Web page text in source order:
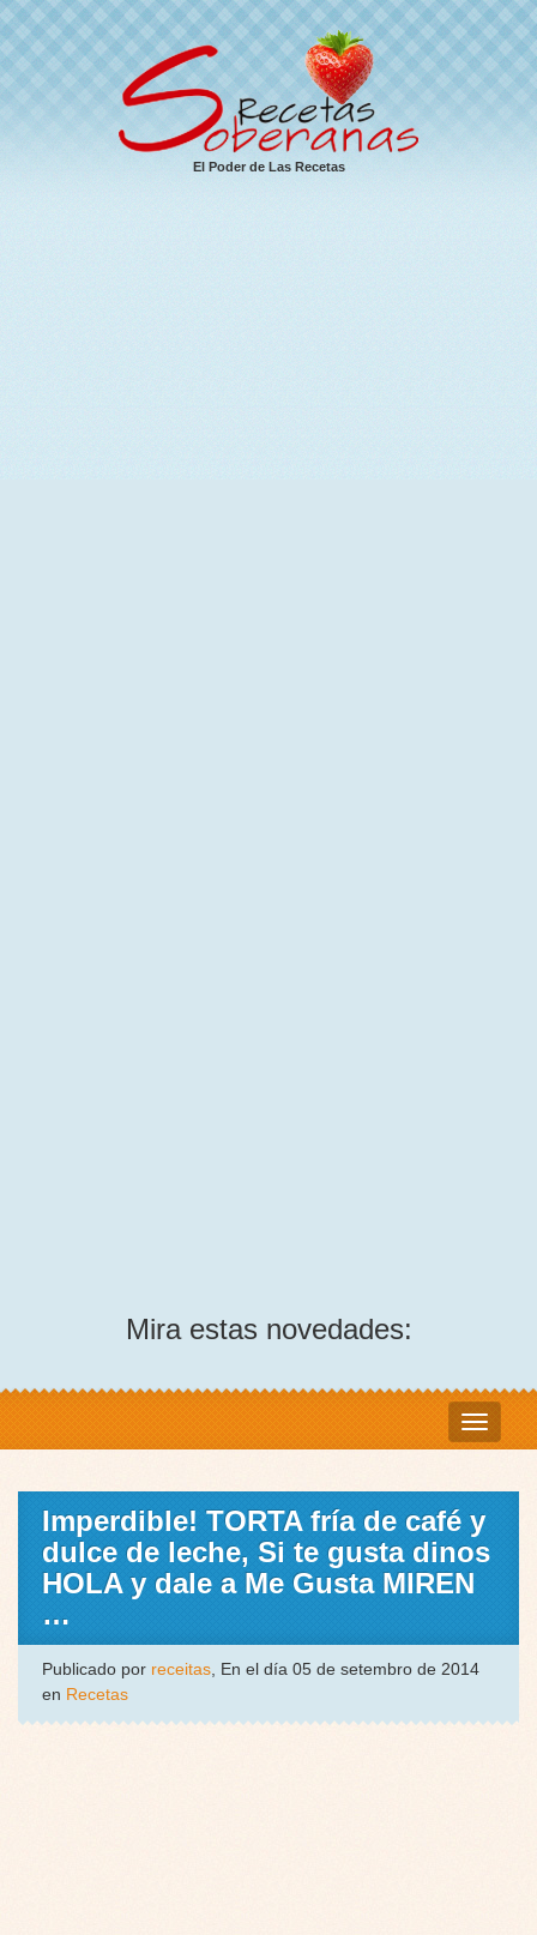
El Poder de Las Recetas
Mira estas novedades:
Imperdible! TORTA fría de café y
dulce de leche, Si te gusta dinos
HOLA y dale a Me Gusta MIREN
…
Publicado por receitas, En el día 05 de setembro de 2014
en Recetas